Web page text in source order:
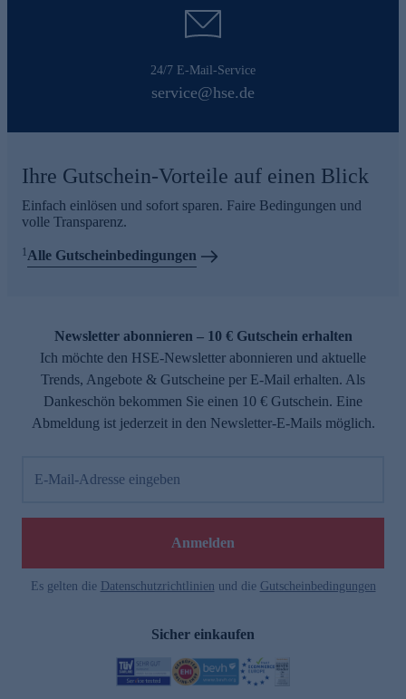
24/7 E-Mail-Service
service@hse.de
Ihre Gutschein-Vorteile auf einen Blick
Einfach einlösen und sofort sparen. Faire Bedingungen und
volle Transparenz.
1Alle Gutscheinbedingungen
Newsletter abonnieren – 10 € Gutschein erhalten
Ich möchte den HSE-Newsletter abonnieren und aktuelle
Trends, Angebote & Gutscheine per E-Mail erhalten. Als
Dankeschön bekommen Sie einen 10 € Gutschein. Eine
Abmeldung ist jederzeit in den Newsletter-E-Mails möglich.
E-Mail-Adresse eingeben
Anmelden
Es gelten die Datenschutzrichtlinien und die Gutscheinbedingungen
Sicher einkaufen